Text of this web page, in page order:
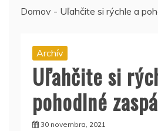
Domov - Uľahčite si rýchle a
Archív
Uľahčite si
pohodlné
30 novembra, 2021